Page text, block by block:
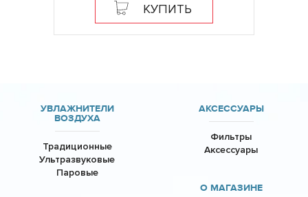
КУПИТЬ
УВЛАЖНИТЕЛИ
ВОЗДУХА
Традиционные
Ультразвуковые
Паровые
АКСЕССУАРЫ
Фильтры
Аксессуары
О МАГАЗИНЕ